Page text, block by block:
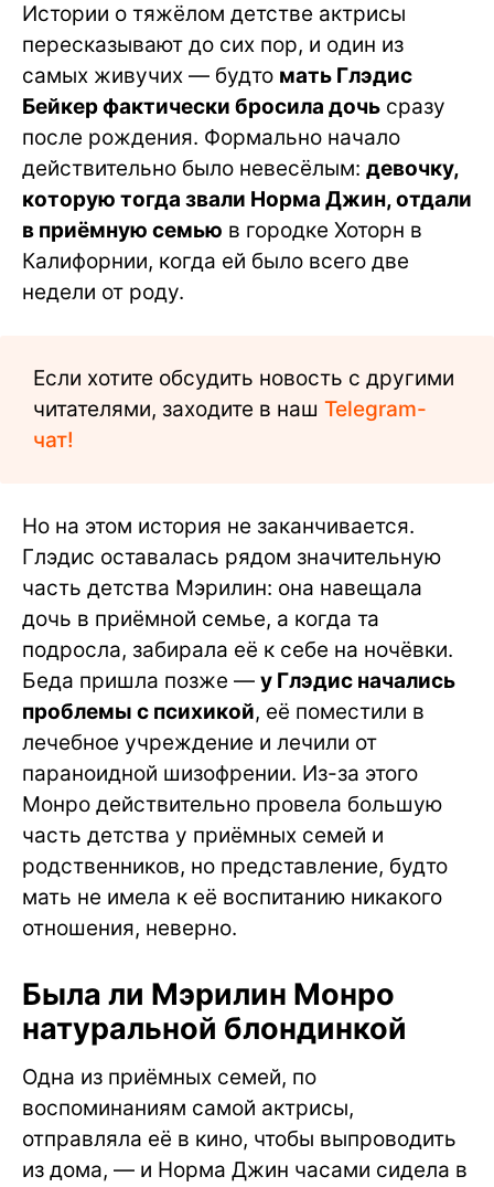
Истории о тяжёлом детстве актрисы
пересказывают до сих пор, и один из
самых живучих — будто мать Глэдис
Бейкер фактически бросила дочь сразу
после рождения. Формально начало
действительно было невесёлым: девочку,
которую тогда звали Норма Джин, отдали
в приёмную семью в городке Хоторн в
Калифорнии, когда ей было всего две
недели от роду.
Если хотите обсудить новость с другими
читателями, заходите в наш Telegram-
чат!
Но на этом история не заканчивается.
Глэдис оставалась рядом значительную
часть детства Мэрилин: она навещала
дочь в приёмной семье, а когда та
подросла, забирала её к себе на ночёвки.
Беда пришла позже — у Глэдис начались
проблемы с психикой, её поместили в
лечебное учреждение и лечили от
параноидной шизофрении. Из-за этого
Монро действительно провела большую
часть детства у приёмных семей и
родственников, но представление, будто
мать не имела к её воспитанию никакого
отношения, неверно.
Была ли Мэрилин Монро
натуральной блондинкой
Одна из приёмных семей, по
воспоминаниям самой актрисы,
отправляла её в кино, чтобы выпроводить
из дома, — и Норма Джин часами сидела в